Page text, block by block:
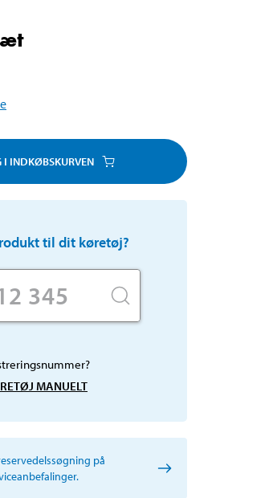
INDKØBSKURVEN
til dit køretøj?
MANUELT
på